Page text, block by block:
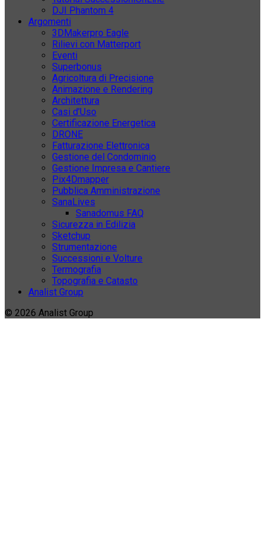
DJI Phantom 4
Argomenti
3DMakerpro Eagle
Rilievi con Matterport
Eventi
Superbonus
Agricoltura di Precisione
Animazione e Rendering
Architettura
Casi d’Uso
Certificazione Energetica
DRONE
Fatturazione Elettronica
Gestione del Condominio
Gestione Impresa e Cantiere
Pix4Dmapper
Pubblica Amministrazione
SanaLives
Sanadomus FAQ
Sicurezza in Edilizia
Sketchup
Strumentazione
Successioni e Volture
Termografia
Topografia e Catasto
Analist Group
© 2026 Analist Group